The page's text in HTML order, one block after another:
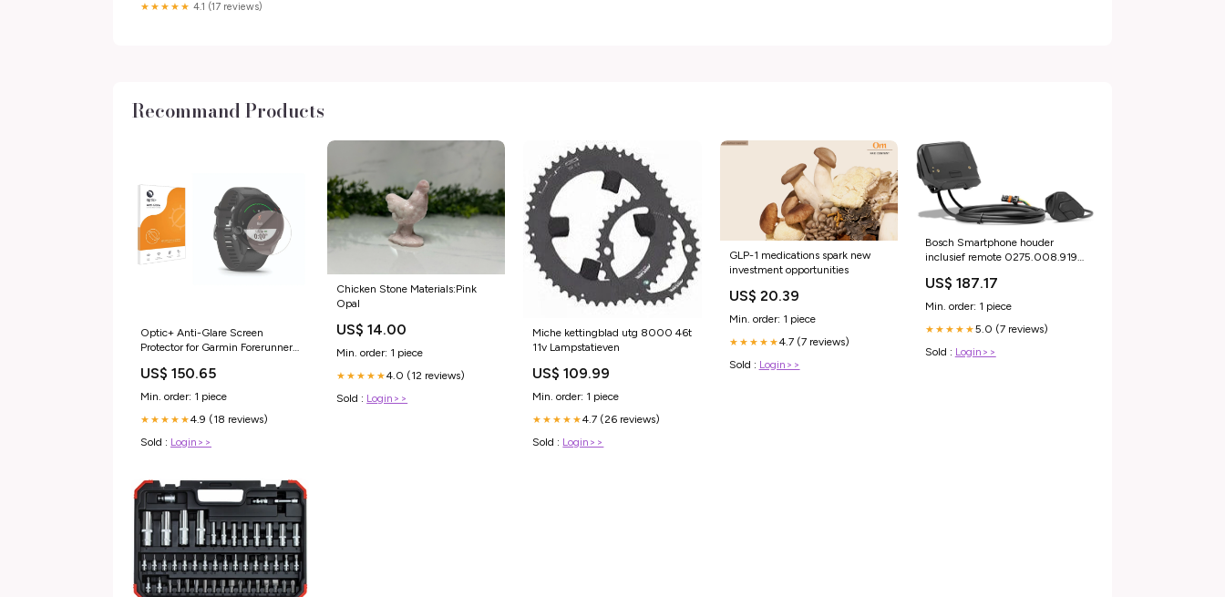
★★★★★ 4.1 (17 reviews)
Recommand Products
Optic+ Anti-Glare Screen
Protector for Garmin Forerunner
US$ 150.65
Min. order: 1 piece
★★★★★4.9 (18 reviews)
Sold : Login>>
Chicken Stone Materials:Pink
Opal
US$ 14.00
Min. order: 1 piece
★★★★★4.0 (12 reviews)
Sold : Login>>
Miche kettingblad utg 8000 46t
11v Lampstatieven
US$ 109.99
Min. order: 1 piece
★★★★★4.7 (26 reviews)
Sold : Login>>
GLP-1 medications spark new
investment opportunities
US$ 20.39
Min. order: 1 piece
★★★★★4.7 (7 reviews)
Sold : Login>>
Bosch Smartphone houder
inclusief remote 0275.008.919
US$ 187.17
Min. order: 1 piece
★★★★★5.0 (7 reviews)
Sold : Login>>